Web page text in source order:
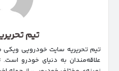
تیم
تیم تحریریه سایت خودرویی
علاقه‌مندان به دنیای خودرو